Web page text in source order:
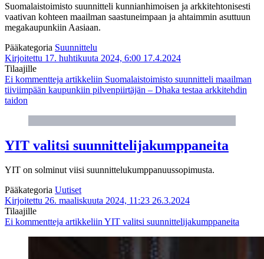
Suomalaistoimisto suunnitteli kunnianhimoisen ja arkkitehtonisesti
vaativan kohteen maailman saastuneimpaan ja ahtaimmin asuttuun
megakaupunkiin Aasiaan.
Pääkategoria Suunnittelu
Kirjoitettu 17. huhtikuuta 2024, 6:00 17.4.2024
Tilaajille
Ei kommentteja artikkeliin Suomalaistoimisto suunnitteli maailman
tiiviimpään kaupunkiin pilvenpiirtäjän – Dhaka testaa arkkitehdin
taidon
YIT valitsi suunnittelijakumppaneita
YIT on solminut viisi suunnittelukumppanuussopimusta.
Pääkategoria Uutiset
Kirjoitettu 26. maaliskuuta 2024, 11:23 26.3.2024
Tilaajille
Ei kommentteja artikkeliin YIT valitsi suunnittelijakumppaneita